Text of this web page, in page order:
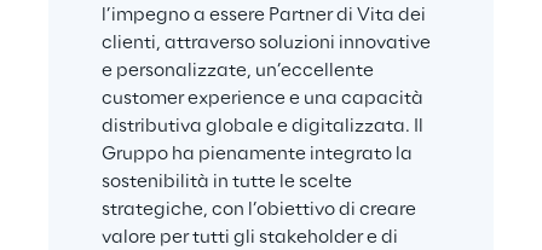
l’impegno a essere Partner di Vita dei
clienti, attraverso soluzioni innovative
e personalizzate, un’eccellente
customer experience e una capacità
distributiva globale e digitalizzata. Il
Gruppo ha pienamente integrato la
sostenibilità in tutte le scelte
strategiche, con l’obiettivo di creare
valore per tutti gli stakeholder e di